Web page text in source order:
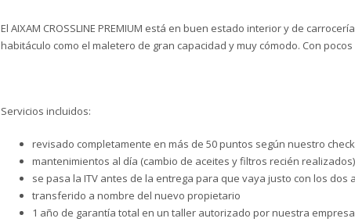
El AIXAM CROSSLINE PREMIUM está en buen estado interior y de
habitáculo como el maletero de gran capacidad y muy cómodo. Con
Servicios incluidos:
revisado completamente en más de 50 puntos según nuestro
mantenimientos al día (cambio de aceites y filtros recién
se pasa la ITV antes de la entrega para que vaya justo con los dos
transferido a nombre del nuevo propietario
1 año de garantía total en un taller autorizado por nuestra empresa